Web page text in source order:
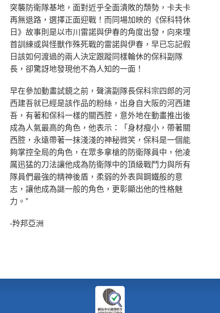
突襲防衛隊基地，面對近乎全面潰敗的頹勢，卡夫卡
再無退路，選擇正面迎戰！而同場加映的《保科特休
日》故事則是以市川雷諾與伊春的角度出發，向來埋
首訓練或與怪獸作殊死戰的雷諾與伊春，早已忘記假
日該如何渡過的兩人決定跟蹤同樣輪休的保科副隊
長，卻驚訝地發現他不為人知的一面！
早在參加動畫試鏡之前，聲演副隊長保科宗四郎的河
西建吾就已經是該作品的粉絲，出身自大阪的河西建
吾，有著和保科一樣的關西腔，意外地在動畫推出後
成為人氣最高的角色，他表示：「身材瘦小，帶著關
西腔，永遠帶著一抹淺淺的神秘微笑，保科是一個能
夠掌控全局的角色，在眾多拿槍的防衛隊員中，他凌
厲迅猛的刀法讓他成為防衛隊中的頂級戰鬥力與所有
隊員們最強的精神後盾，柔弱的外表與鋼鐵般的意
志，讓他成為謎一般的角色，更彰顯出他的性格魅
力。”
-羚邦亞洲